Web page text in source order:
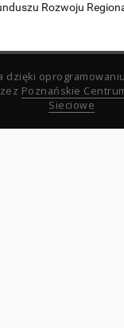
Rozwoju
dzięki oprogramowaniu
Poznańskie
Sieciowe